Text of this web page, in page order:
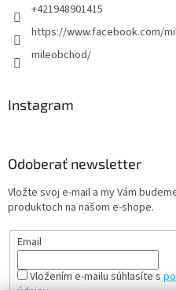
+421948901415
https://www.facebook.com/
mileobchod/
Instagram
Odoberať newsletter
Vložte svoj e-mail a my Vám
produktoch na našom e-shope.
Email
Vložením e-mailu súhlasíte s